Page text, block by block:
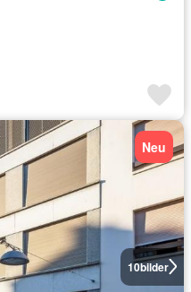
10bilder
Neu